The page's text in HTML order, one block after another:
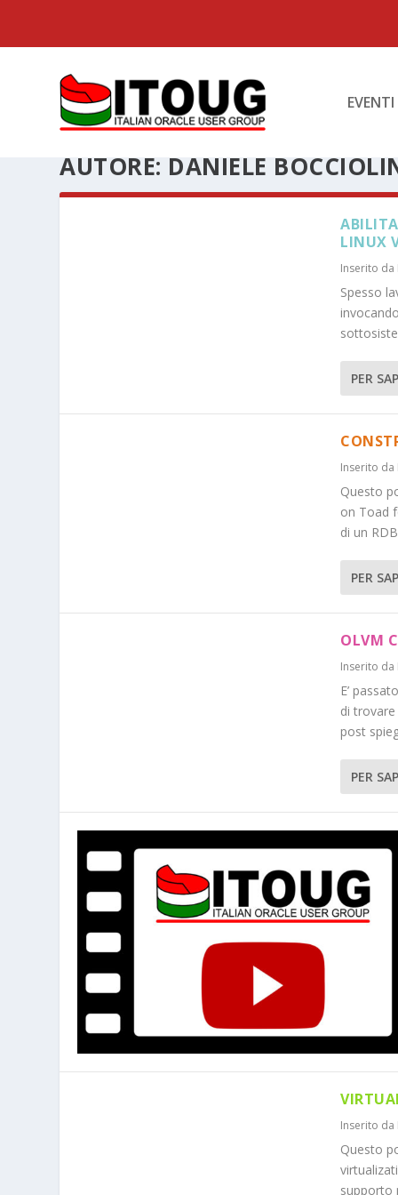
EVENTI
AUTORE: DANIELE
LINUX
Inserito da
Spesso
PER
Inserito da
Questo
on Toad
di un
PER
OLVM
Inserito da
E’
di
post
PER
Inserito da
Questo
supporto